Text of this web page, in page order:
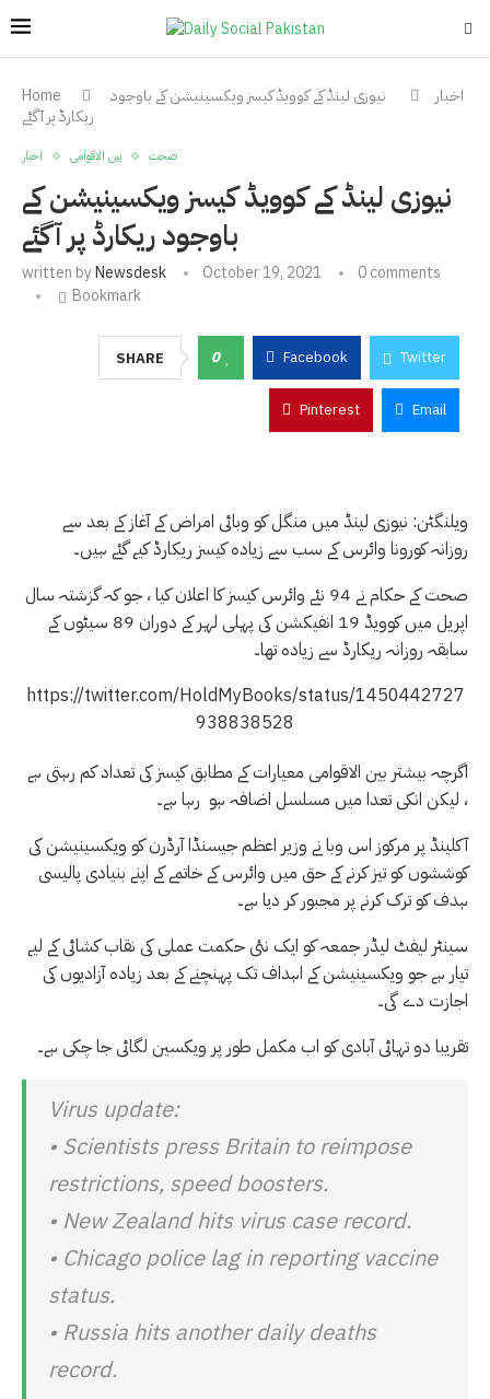
Home اخبار
نیوزی لینڈ کے کوویڈ کیسز ویکسینیشن کے باوجود
ریکارڈ پر آگئے
اخبار بین الاقوامی صحت
نیوزی لینڈ کے کوویڈ کیسز ویکسینیشن کے
باوجود ریکارڈ پر آگئے
written byNewsdesk October 19, 2021
0 comments
Bookmark
SHARE 0 Facebook Twitter
Pinterest Email
ویلنگٹن: نیوزی لینڈ میں منگل کو وبائی امراض کے آغاز کے بعد سے
روزانہ کورونا وائرس کے سب سے زیادہ کیسز ریکارڈ کیے گئے ہیں۔
صحت کے حکام نے 94 نئے وائرس کیسز کا اعلان کیا ، جو کہ گزشتہ سال
اپریل میں کوویڈ 19 انفیکشن کی پہلی لہر کے دوران 89 سیٹوں کے
سابقہ ​​روزانہ ریکارڈ سے زیادہ تھا۔
https://twitter.com/HoldMyBooks/status/1450442727
938838528
اگرچہ بیشتر بین الاقوامی معیارات کے مطابق کیسز کی تعداد کم رہتی ہے
، لیکن انکی تعدا میں مسلسل اضافہ ہو رہا ہے۔
آکلینڈ پر مرکوز اس وبا نے وزیر اعظم جیسنڈا آرڈرن کو ویکسینیشن کی
کوششوں کو تیز کرنے کے حق میں وائرس کے خاتمے کے اپنے بنیادی پالیسی
ہدف کو ترک کرنے پر مجبور کر دیا ہے۔
سینٹر لیفٹ لیڈر جمعہ کو ایک نئی حکمت عملی کی نقاب کشائی کے لیے
تیار ہے جو ویکسینیشن کے اہداف تک پہنچنے کے بعد زیادہ آزادیوں کی
اجازت دے گی۔
تقریبا دو تہائی آبادی کو اب مکمل طور پر ویکسین لگائی جا چکی ہے۔
Virus update:
• Scientists press Britain to reimpose
restrictions, speed boosters.
• New Zealand hits virus case record.
• Chicago police lag in reporting vaccine
status.
• Russia hits another daily deaths
record.